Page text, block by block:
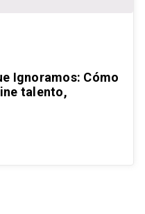
Ignoramos: Cómo
talento,